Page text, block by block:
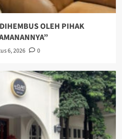
OLEH PIHAK
6, 2026 0